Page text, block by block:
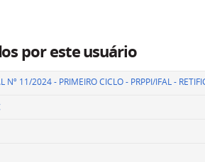
por este usuário
Nº 11/2024 - PRIMEIRO CICLO - PRPPI/IFAL -